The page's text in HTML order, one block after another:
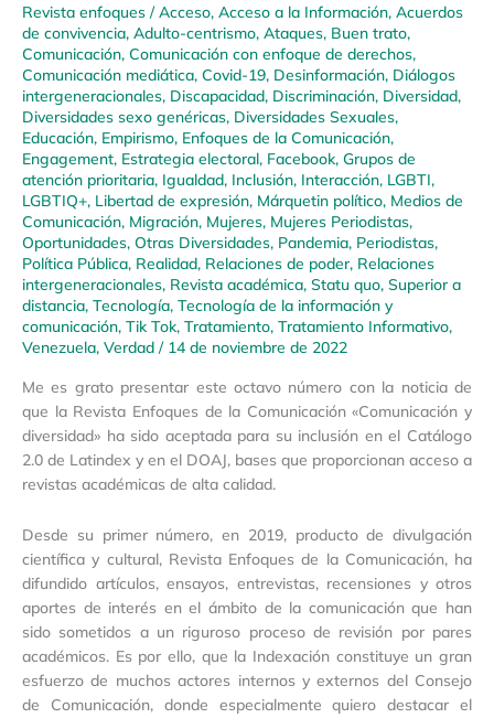
Revista enfoques /Acceso, Acceso a la Información, Acuerdos
de convivencia, Adulto-centrismo, Ataques, Buen trato,
Comunicación, Comunicación con enfoque de derechos,
Comunicación mediática, Covid-19, Desinformación, Diálogos
intergeneracionales, Discapacidad, Discriminación, Diversidad,
Diversidades sexo genéricas, Diversidades Sexuales,
Educación, Empirismo, Enfoques de la Comunicación,
Engagement, Estrategia electoral, Facebook, Grupos de
atención prioritaria, Igualdad, Inclusión, Interacción, LGBTI,
LGBTIQ+, Libertad de expresión, Márquetin político, Medios de
Comunicación, Migración, Mujeres, Mujeres Periodistas,
Oportunidades, Otras Diversidades, Pandemia, Periodistas,
Política Pública, Realidad, Relaciones de poder, Relaciones
intergeneracionales, Revista académica, Statu quo, Superior a
distancia, Tecnología, Tecnología de la información y
comunicación, Tik Tok, Tratamiento, Tratamiento Informativo,
Venezuela, Verdad / 14 de noviembre de 2022
Me es grato presentar este octavo número con la noticia de
que la Revista Enfoques de la Comunicación «Comunicación y
diversidad» ha sido aceptada para su inclusión en el Catálogo
2.0 de Latindex y en el DOAJ, bases que proporcionan acceso a
revistas académicas de alta calidad.
Desde su primer número, en 2019, producto de divulgación
científica y cultural, Revista Enfoques de la Comunicación, ha
difundido artículos, ensayos, entrevistas, recensiones y otros
aportes de interés en el ámbito de la comunicación que han
sido sometidos a un riguroso proceso de revisión por pares
académicos. Es por ello, que la Indexación constituye un gran
esfuerzo de muchos actores internos y externos del Consejo
de Comunicación, donde especialmente quiero destacar el